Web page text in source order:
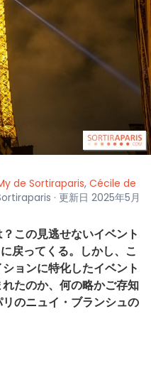
de Sortiraparis, Cécile de
· 更新日 2025年5月
この見逃せないイベント
戻ってくる。しかし、こ
ョンに特化したイベント
たのか、何の略かご存知
のニュイ・ブランシュの